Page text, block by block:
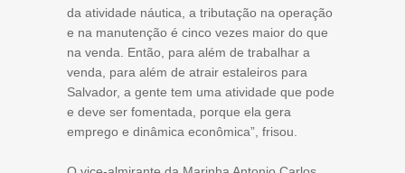
da atividade náutica, a tributação na operação
e na manutenção é cinco vezes maior do que
na venda. Então, para além de trabalhar a
venda, para além de atrair estaleiros para
Salvador, a gente tem uma atividade que pode
e deve ser fomentada, porque ela gera
emprego e dinâmica econômica”, frisou.